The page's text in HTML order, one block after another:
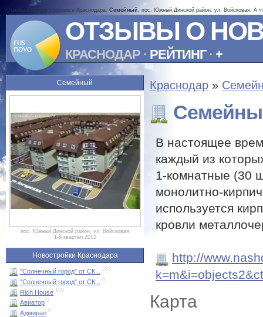
Отзывы о жилом комплексе Краснодара: Семейный, пос. Южный,Динской район, ул. Войсковая. А
ОТЗЫВЫ О
КРАСНОДАР · РЕЙТИНГ· +
Семейный
пос. Южный,Динской район, ул. Войсковая
1-й квартал 2012
Новостройки Краснодара
"Солнечный город" от СК... 283
"Солнечный город" от СК... 0
Rich House 100
Авиатор 0
Адмирал 0
Краснодар »
В настоящее
каждый из
1-комнатные (30
монолитно-
используется
кровли
http://
Карта